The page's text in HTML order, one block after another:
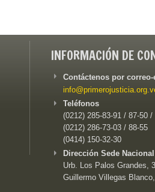
INFORMACIÓN DE
Contáctenos por
Teléfonos
(0212) 285-83-91 / 87-50 /
(0212) 286-73-03 / 88-55
(0414) 150-32-30
Dirección Sede
Urb. Los Palos Grandes,
Guillermo Villegas